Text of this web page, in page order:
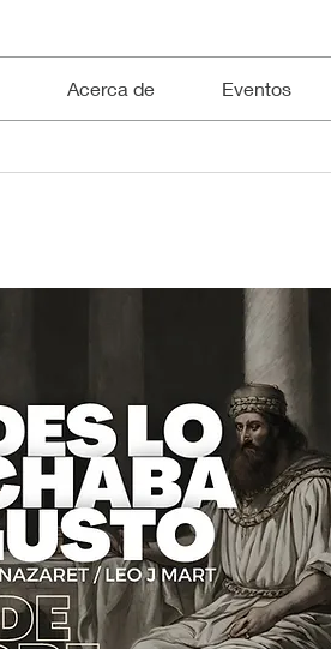
Acerca de Eventos